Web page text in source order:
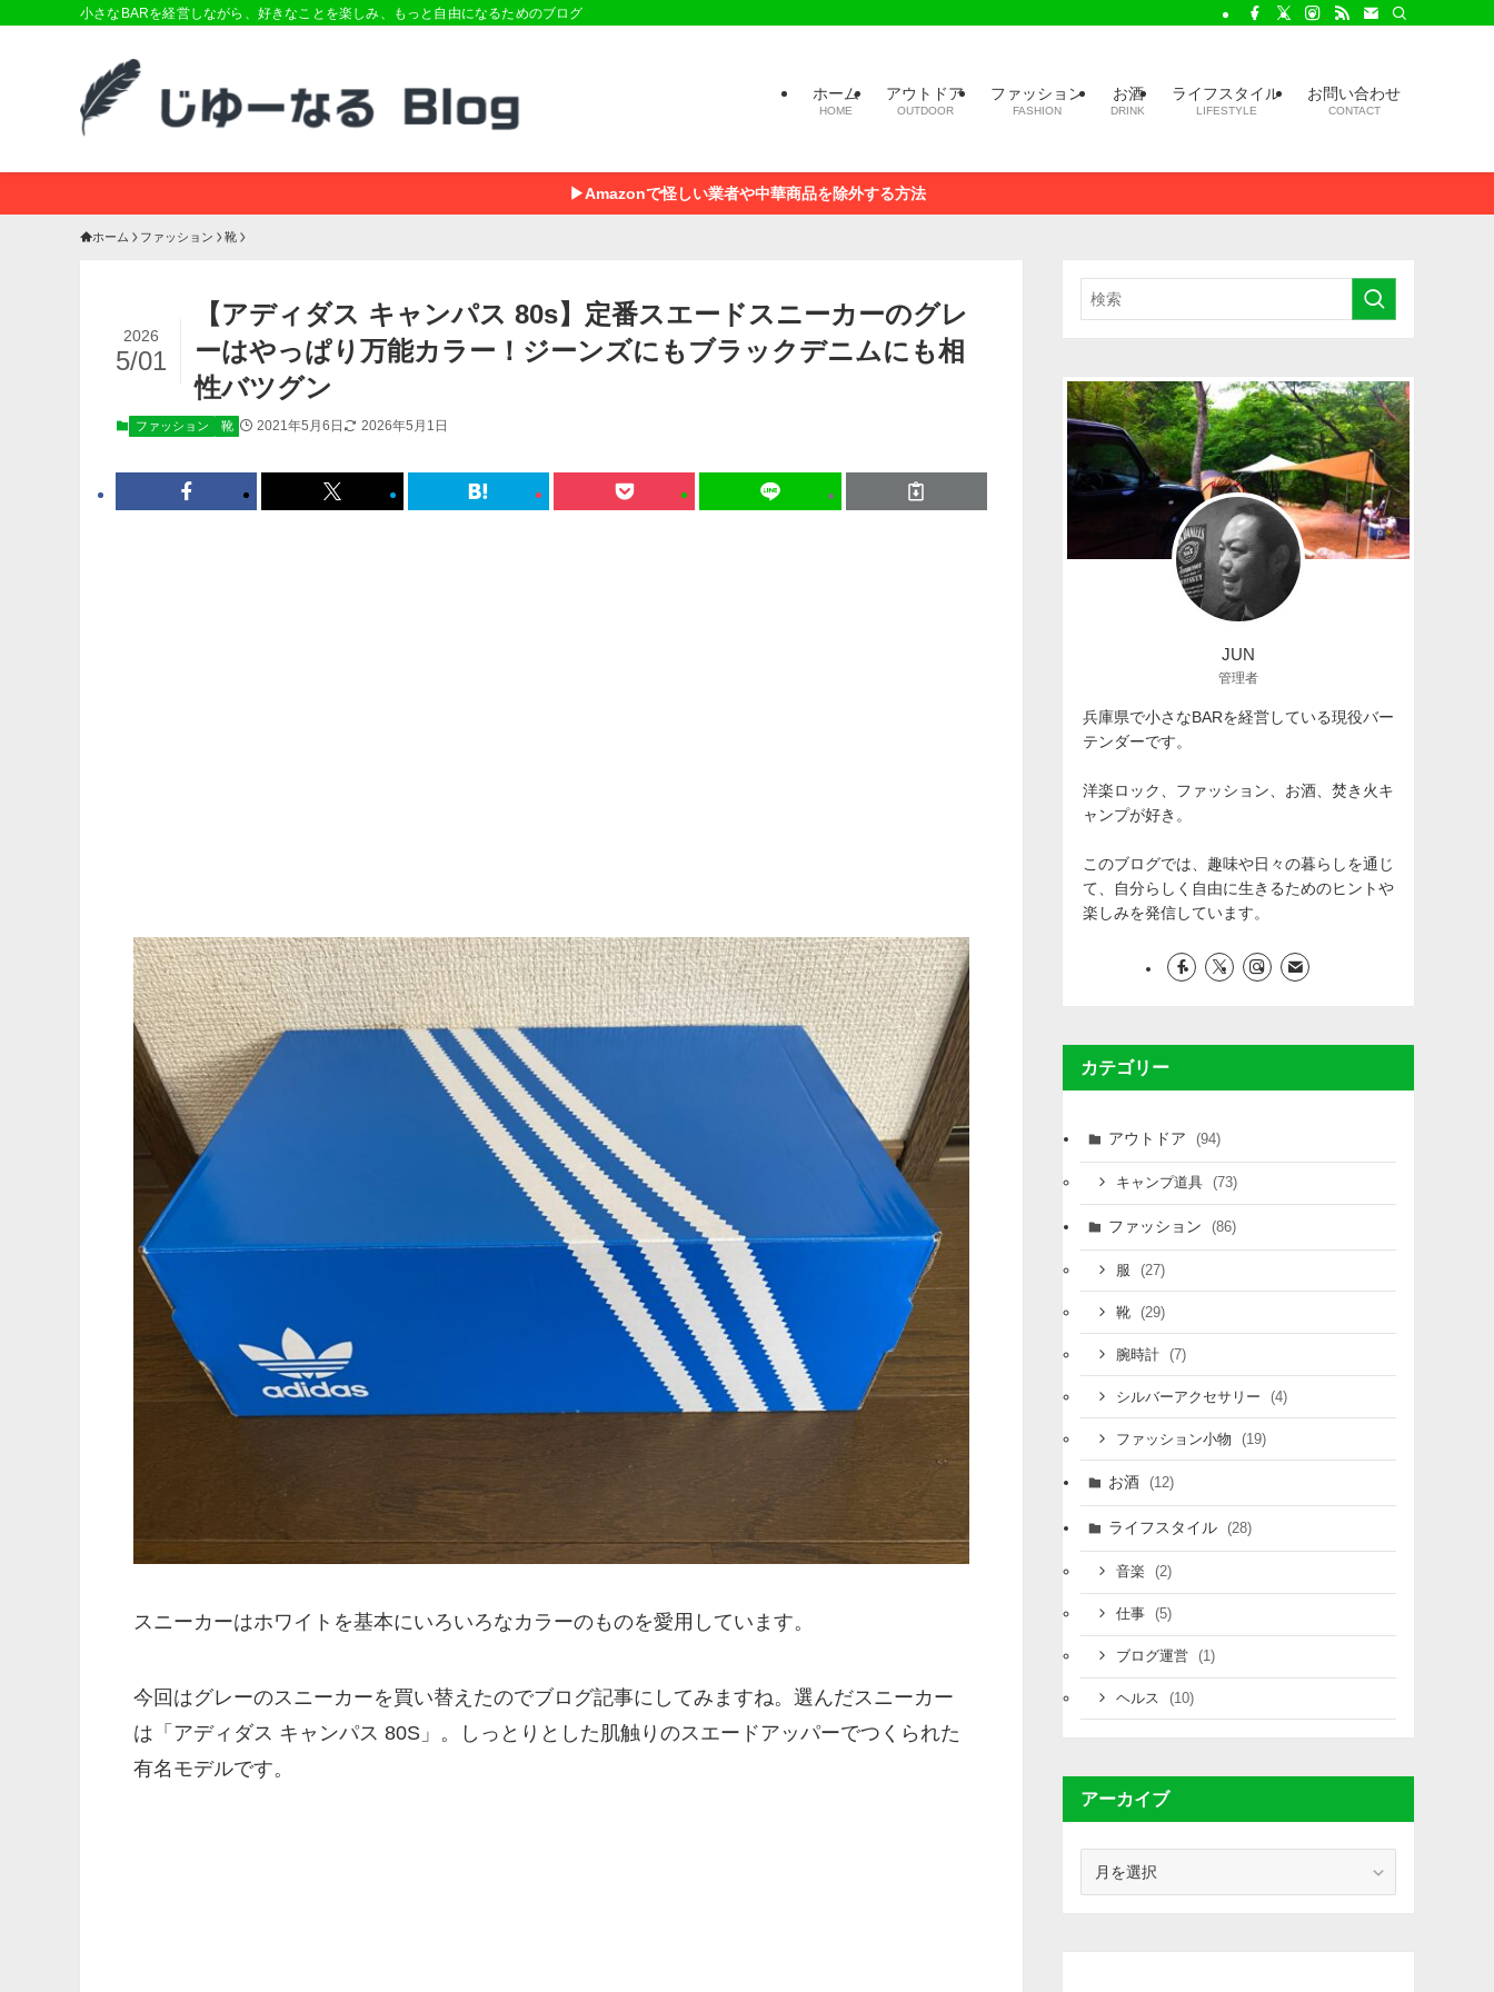
小さなBARを経営しながら、好きなことを楽しみ、もっと自由になるためのブログ
ホーム
HOME
アウトドア
OUTDOOR
ファッション
FASHION
お酒
DRINK
ライフスタイル
LIFESTYLE
お問い合わせ
CONTACT
▶Amazonで怪しい業者や中華商品を除外する方法
ホーム ファッション 靴
【アディダス キャンパス 80s】定番スエードスニーカーのグレ
ーはやっぱり万能カラー！ジーンズにもブラックデニムにも相
性バツグン
2026
5/01
ファッション 靴 2021年5月6日 2026年5月1日
スニーカーはホワイトを基本にいろいろなカラーのものを愛用しています。
今回はグレーのスニーカーを買い替えたのでブログ記事にしてみますね。選んだスニーカー
は「アディダス キャンパス 80S」。しっとりとした肌触りのスエードアッパーでつくられた
有名モデルです。
JUN
管理者
兵庫県で小さなBARを経営している現役バー
テンダーです。
洋楽ロック、ファッション、お酒、焚き火キ
ャンプが好き。
このブログでは、趣味や日々の暮らしを通じ
て、自分らしく自由に生きるためのヒントや
楽しみを発信しています。
カテゴリー
アウトドア (94)
キャンプ道具 (73)
ファッション (86)
服 (27)
靴 (29)
腕時計 (7)
シルバーアクセサリー (4)
ファッション小物 (19)
お酒 (12)
ライフスタイル (28)
音楽 (2)
仕事 (5)
ブログ運営 (1)
ヘルス (10)
アーカイブ